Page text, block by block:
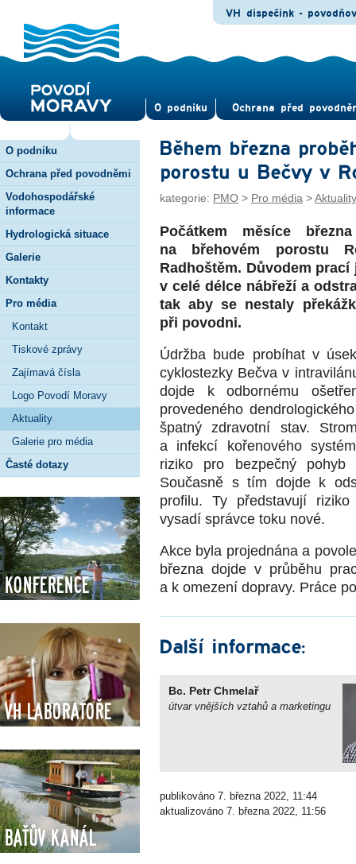
O pod­niku Ochrana před
VH dispečink -
O podniku
Ochrana před povodněmi
Vodohospodářské
informace
Hydrologická situace
Galerie
Kontakty
Pro média
Kontakt
Tiskové zprávy
Zajímavá čísla
Logo Povodí Moravy
Aktuality
Galerie pro média
Časté dotazy
Konference
VH Laboratoře
Baťův kanál
Během března
porostu u Bečvy v
kategorie: PMO > Pro média >Aktuality
Počátkem měsíce
na břehovém porostu
Radhoštěm. Důvodem
v celé délce nábřeží a
tak aby se nestaly
při povodni.
Údržba bude probíhat v
cyklostezky Bečva v
dojde k odbornému
provedeného
špatný zdravotní stav.
a infekcí kořenového
riziko pro bezpečný pohyb
Současně s tím dojde k
profilu. Ty představují
vysadí správce toku nové.
Akce byla projednána a
března dojde v průběhu
a k omezení dopravy. Práce
Další informace:
Bc. Petr Chmelař
útvar vnějších vztahů a marketingu
publikováno 7. března 2022, 11:44
aktualizováno 7. března 2022, 11:56